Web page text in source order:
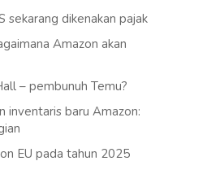
sekarang dikenakan pajak
Amazon akan
– pembunuh Temu?
inventaris baru Amazon:
EU pada tahun 2025